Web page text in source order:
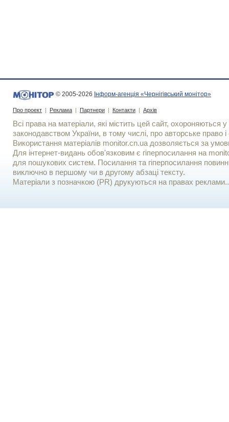
© 2005-2026 Інформ-агенція «Чернігівський монітор»
Про проект | Реклама | Партнери | Контакти | Архів
Всі права на матеріали, які містить цей сайт, охороняються у
законодавством України, в тому числі, про авторське право і
Використання матерiалiв monitor.cn.ua дозволяється за
Для iнтернет-видань обов'язковим є гiперпосилання на
для пошукових систем. Посилання та гіперпосилання
виключно в першому чи в другому абзаці тексту.
Матеріали з позначкою (PR) друкуються на правах реклами..